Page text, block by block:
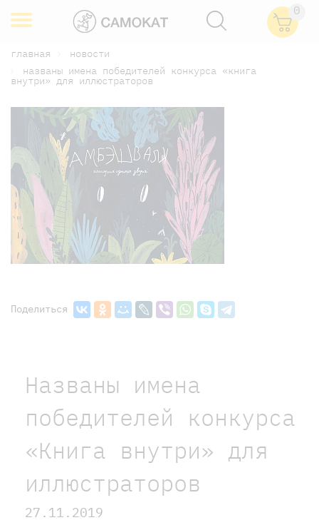
0
главная
новости
названы имена победителей конкурса «книга
внутри» для иллюстраторов
Поделиться
Названы имена
победителей конкурса
«Книга внутри» для
иллюстраторов
27.11.2019